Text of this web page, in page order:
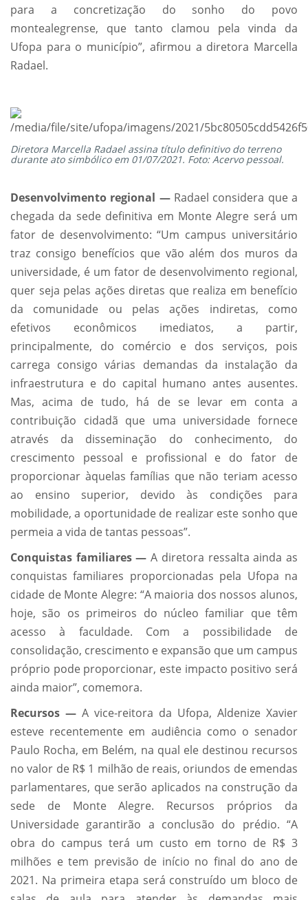
para a concretização do sonho do povo
montealegrense, que tanto clamou pela vinda da
Ufopa para o município”, afirmou a diretora Marcella
Radael.
Diretora Marcella Radael assina título definitivo do terreno
durante ato simbólico em 01/07/2021. Foto: Acervo pessoal.
Desenvolvimento regional — Radael considera que a
chegada da sede definitiva em Monte Alegre será um
fator de desenvolvimento: “Um campus universitário
traz consigo benefícios que vão além dos muros da
universidade, é um fator de desenvolvimento regional,
quer seja pelas ações diretas que realiza em benefício
da comunidade ou pelas ações indiretas, como
efetivos econômicos imediatos, a partir,
principalmente, do comércio e dos serviços, pois
carrega consigo várias demandas da instalação da
infraestrutura e do capital humano antes ausentes.
Mas, acima de tudo, há de se levar em conta a
contribuição cidadã que uma universidade fornece
através da disseminação do conhecimento, do
crescimento pessoal e profissional e do fator de
proporcionar àquelas famílias que não teriam acesso
ao ensino superior, devido às condições para
mobilidade, a oportunidade de realizar este sonho que
permeia a vida de tantas pessoas”.
Conquistas familiares — A diretora ressalta ainda as
conquistas familiares proporcionadas pela Ufopa na
cidade de Monte Alegre: “A maioria dos nossos alunos,
hoje, são os primeiros do núcleo familiar que têm
acesso à faculdade. Com a possibilidade de
consolidação, crescimento e expansão que um campus
próprio pode proporcionar, este impacto positivo será
ainda maior”, comemora.
Recursos — A vice-reitora da Ufopa, Aldenize Xavier
esteve recentemente em audiência como o senador
Paulo Rocha, em Belém, na qual ele destinou recursos
no valor de R$ 1 milhão de reais, oriundos de emendas
parlamentares, que serão aplicados na construção da
sede de Monte Alegre. Recursos próprios da
Universidade garantirão a conclusão do prédio. “A
obra do campus terá um custo em torno de R$ 3
milhões e tem previsão de início no final do ano de
2021. Na primeira etapa será construído um bloco de